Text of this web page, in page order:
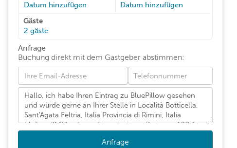
Datum hinzufügen
Datum hinzufügen
Gäste
2 gäste
Anfrage
Buchung direkt mit dem Gastgeber abstimmen:
Anfrage